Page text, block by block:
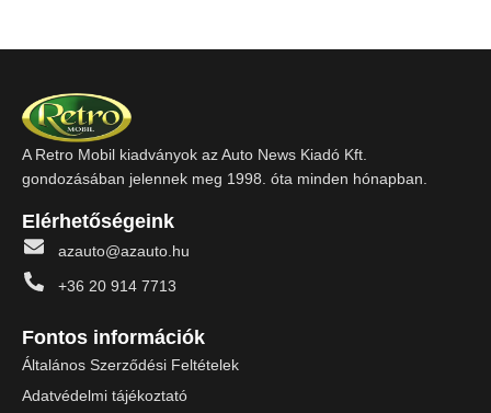
A Retro Mobil kiadványok az Auto News Kiadó Kft.
gondozásában jelennek meg 1998. óta minden hónapban.
Elérhetőségeink
azauto@azauto.hu
+36 20 914 7713
Fontos információk
Általános Szerződési Feltételek
Adatvédelmi tájékoztató